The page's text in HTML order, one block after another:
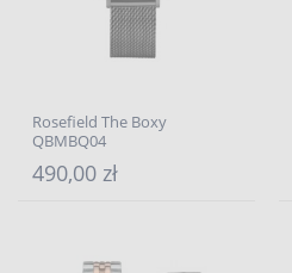
Rosefield The Boxy
QBMBQ04
490,00 zł